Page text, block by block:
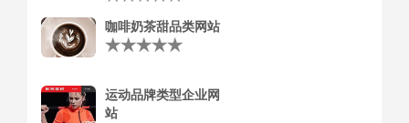
咖啡奶茶甜品类网站
运动品牌类型企业网
站